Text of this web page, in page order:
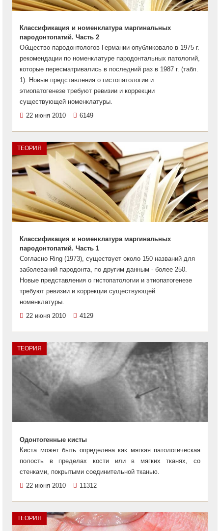
Классификация и номенклатура маргинальных
пародонтопатий. Часть 2
Общество пародонтологов Германии опубликовало в 1975 г.
рекомендации по номенклатуре пародонтальных патологий,
которые пересматривались в последний раз в 1987 г. (табл.
1). Новые представления о гистопатологии и
этиопатогенезе требуют ревизии и коррекции
существующей номенклатуры.
22 июня 2010
6149
ТЕОРИЯ
Классификация и номенклатура маргинальных
пародонтопатий. Часть 1
Cогласно Ring (1973), существует около 150 названий для
заболеваний пародонта, по другим данным - более 250.
Новые представления о гистопатологии и этиопатогенезе
требуют ревизии и коррекции существующей
номенклатуры.
22 июня 2010
4129
ТЕОРИЯ
Одонтогенные кисты
Киста может быть определена как мягкая патологическая
полость в пределах кости или в мягких тканях, со
стенками, покрытыми соединительной тканью.
22 июня 2010
11312
ТЕОРИЯ